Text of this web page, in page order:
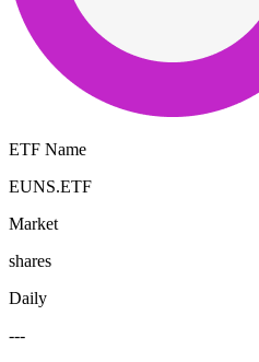
ETF Name
EUNS.ETF
Market
shares
Daily
---